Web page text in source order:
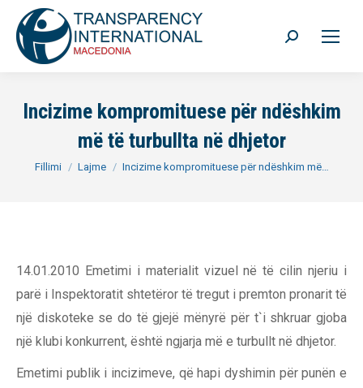
Search:
Incizime kompromituese për ndëshkim
më të turbullta në dhjetor
You are here:
Fillimi Lajme Incizime kompromituese për ndëshkim më…
14.01.2010 Emetimi i materialit vizuel në të cilin njeriu i
parë i Inspektoratit shtetëror të tregut i premton pronarit të
një diskoteke se do të gjejë mënyrë për t`i shkruar gjoba
një klubi konkurrent, është ngjarja më e turbullt në dhjetor.
Emetimi publik i incizimeve, që hapi dyshimin për punën e